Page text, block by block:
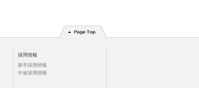
採用情報
新卒採用情報
中途採用情報